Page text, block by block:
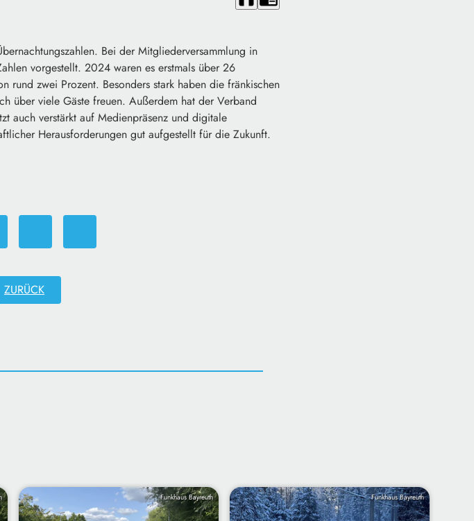
Bei der Mitgliederversammlung in
vorgestellt. 2024 waren es erstmals über 26
rund zwei Prozent. Besonders stark haben die fränkischen
über viele Gäste freuen. Außerdem hat der Verband
auch verstärkt auf Medienpräsenz und digitale
Herausforderungen gut aufgestellt für die Zukunft.
ZURÜCK
Funkhaus Bayreuth Funkhaus Bayreuth